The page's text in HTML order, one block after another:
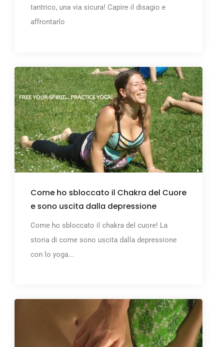
tantrico, una via sicura! Capire il disagio e
affrontarlo
Come ho sbloccato il Chakra del Cuore
e sono uscita dalla depressione
Come ho sbloccato il chakra del cuore! La
storia di come sono uscita dalla depressione
con lo yoga...